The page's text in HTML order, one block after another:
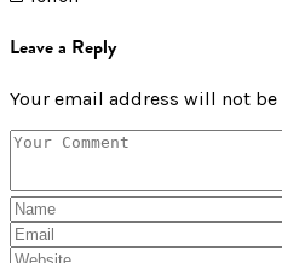
Leave a Reply
Your email address will not